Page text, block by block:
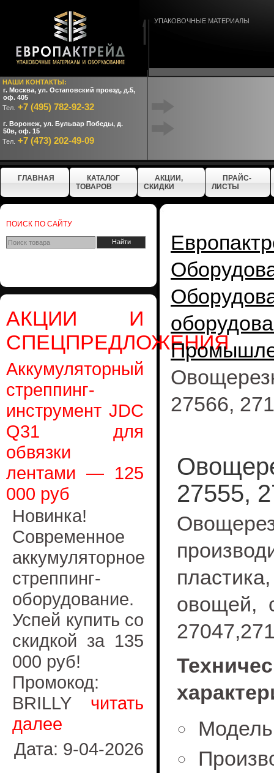
НАШИ КОНТАКТЫ:
г. Москва, ул. Остаповский проезд, д.5,
оф. 405
Тел. +7 (495) 782-92-32
г. Воронеж, ул. Бульвар Победы, д.
50в, оф. 15
Тел. +7 (473) 202-49-09
УПАКОВОЧНЫЕ МАТЕРИАЛЫ
ГЛАВНАЯ
КАТАЛОГ
ТОВАРОВ
АКЦИИ,
СКИДКИ
ПРАЙС-
ЛИСТЫ
ПОИСК ПО САЙТУ
АКЦИИ И
СПЕЦПРЕДЛОЖЕНИЯ
Аккумуляторный
стреппинг-
инструмент JDC
Q31 для
обвязки
лентами — 125
000 руб
Новинка!
Современное
аккумуляторное
стреппинг-
оборудование.
Успей купить со
скидкой за 135
000 руб!
Промокод:
BRILLY читать
далее
Дата: 9-04-2026
27566,
27555,
овощей,